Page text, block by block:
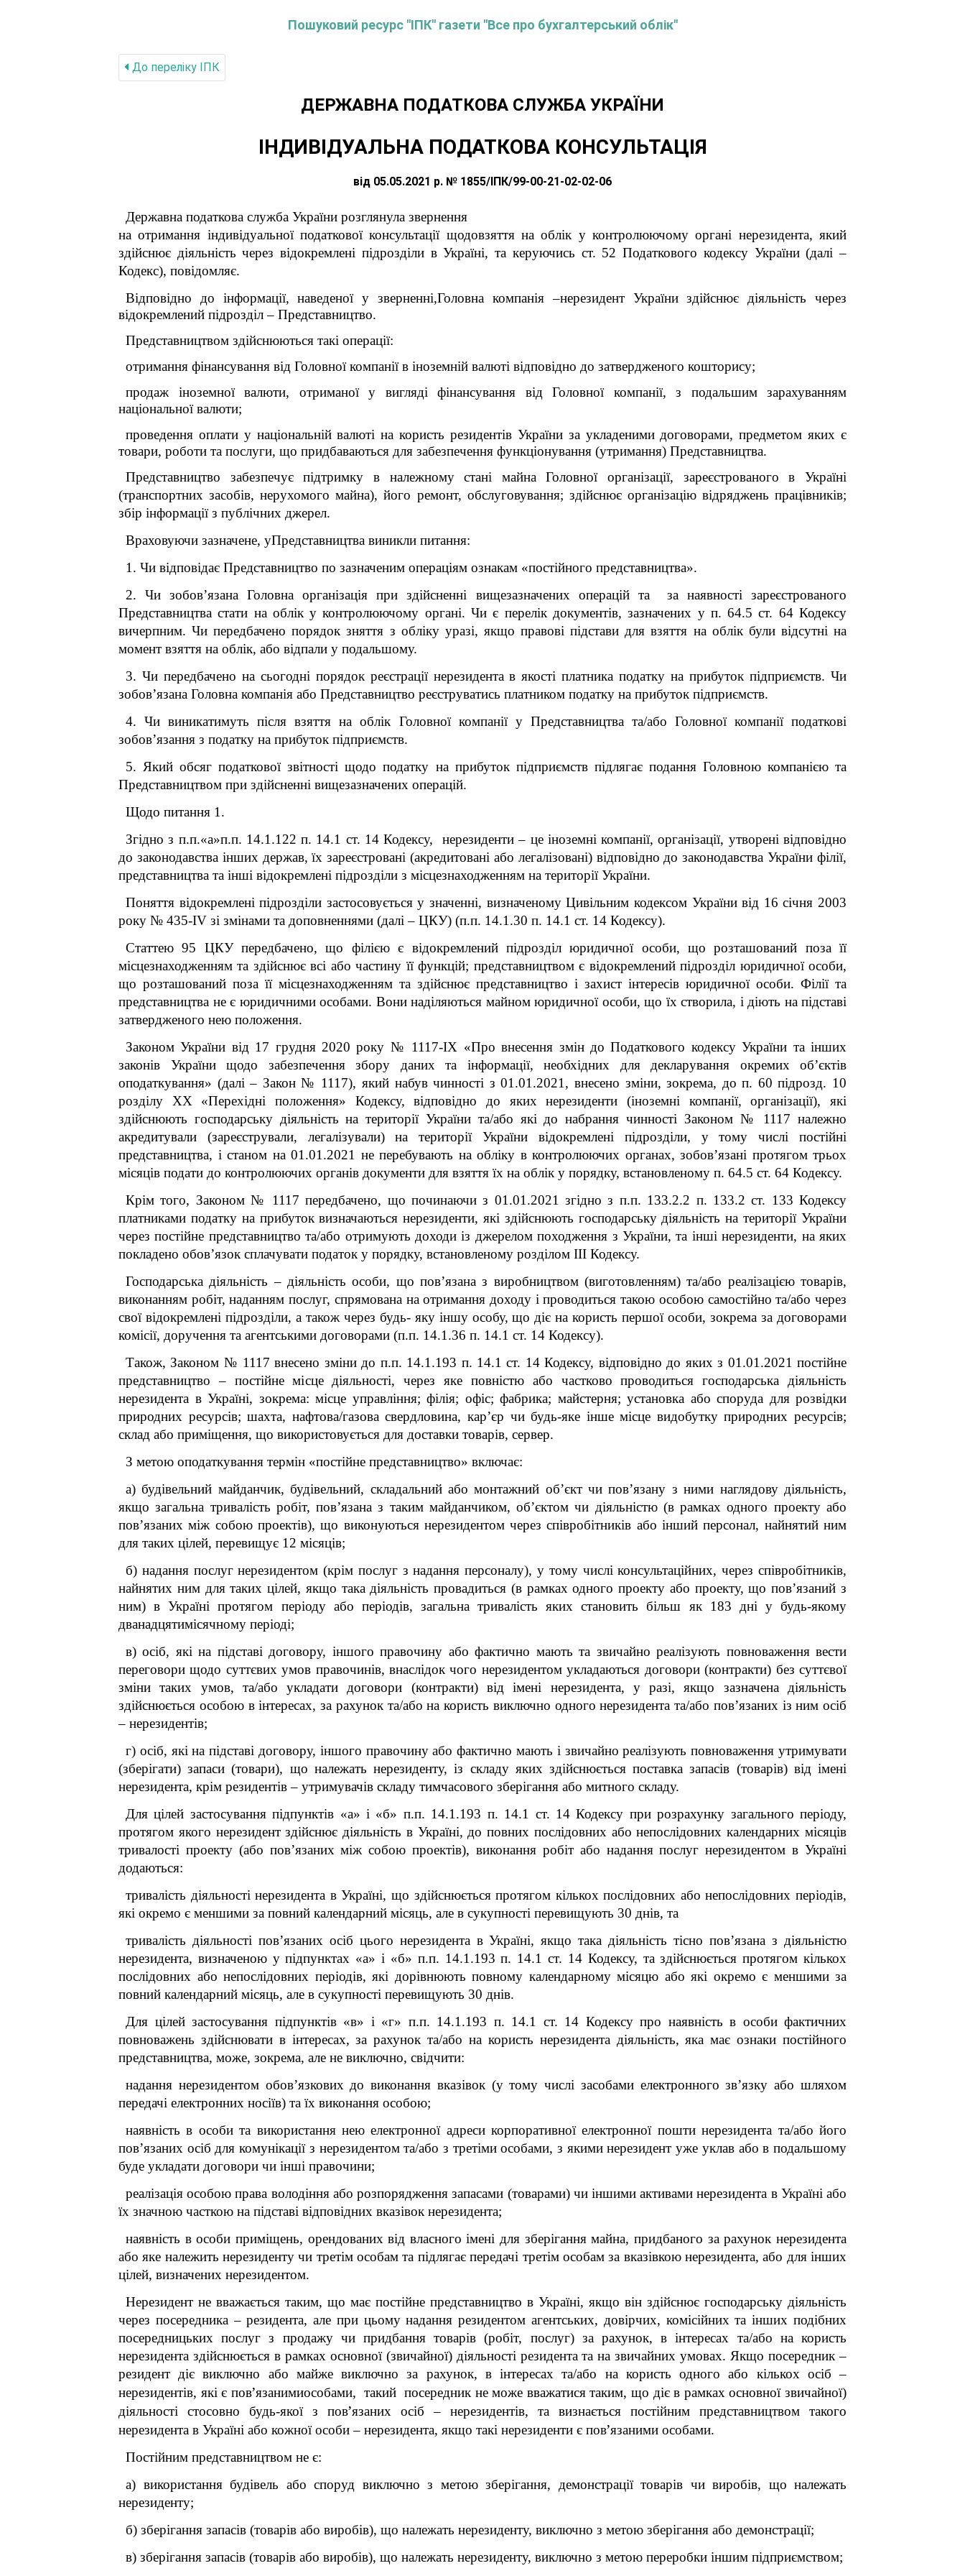
Пошуковий ресурс "ІПК" газети "Все про бухгалтерський облік"
До переліку IПК
ДЕРЖАВНА ПОДАТКОВА СЛУЖБА УКРАЇНИ
ІНДИВІДУАЛЬНА ПОДАТКОВА КОНСУЛЬТАЦІЯ
від 05.05.2021 р. № 1855/ІПК/99-00-21-02-02-06
Державна податкова служба України розглянула звернення
на отримання індивідуальної податкової консультації щодовзяття на облік у контролюючому органі нерезидента, який
здійснює діяльність через відокремлені підрозділи в Україні,та керуючись ст. 52 Податкового кодексу України (далі –
Кодекс), повідомляє.
Відповідно до інформації, наведеної у зверненні,Головна компанія –нерезидент України здійснює діяльність через
відокремлений підрозділ – Представництво.
Представництвом здійснюються такі операції:
отримання фінансування від Головної компанії в іноземній валюті відповідно до затвердженого кошторису;
продаж іноземної валюти, отриманої у вигляді фінансування від Головної компанії, з подальшим зарахуванням
національної валюти;
проведення оплати у національній валюті на користь резидентів України за укладеними договорами, предметом яких є
товари, роботи та послуги, що придбаваються для забезпечення функціонування (утримання) Представництва.
Представництво забезпечує підтримку в належному стані майна Головної організації, зареєстрованого в Україні
(транспортних засобів, нерухомого майна), його ремонт, обслуговування; здійснює організацію відряджень працівників;
збір інформації з публічних джерел.
Враховуючи зазначене, уПредставництва виникли питання:
1. Чи відповідає Представництво по зазначеним операціям ознакам «постійного представництва».
2. Чи зобов’язана Головна організація при здійсненні вищезазначених операцій та за наявності зареєстрованого
Представництва стати на облік у контролюючому органі. Чи є перелік документів, зазначених у п. 64.5 ст. 64 Кодексу
вичерпним. Чи передбачено порядок зняття з обліку уразі, якщо правові підстави для взяття на облік були відсутні на
момент взяття на облік, або відпали у подальшому.
3. Чи передбачено на сьогодні порядок реєстрації нерезидента в якості платника податку на прибуток підприємств. Чи
зобов’язана Головна компанія або Представництво реєструватись платником податку на прибуток підприємств.
4. Чи виникатимуть після взяття на облік Головної компанії у Представництва та/або Головної компанії податкові
зобов’язання з податку на прибуток підприємств.
5. Який обсяг податкової звітності щодо податку на прибуток підприємств підлягає подання Головною компанією та
Представництвом при здійсненні вищезазначених операцій.
Щодо питання 1.
Згідно з п.п.«а»п.п. 14.1.122 п. 14.1 ст. 14 Кодексу, нерезиденти – це іноземні компанії, організації, утворені відповідно
до законодавства інших держав, їх зареєстровані (акредитовані або легалізовані) відповідно до законодавства України філії,
представництва та інші відокремлені підрозділи з місцезнаходженням на території України.
Поняття відокремлені підрозділи застосовується у значенні, визначеному Цивільним кодексом України від 16 січня 2003
року № 435-IV зі змінами та доповненнями (далі – ЦКУ) (п.п. 14.1.30 п. 14.1 ст. 14 Кодексу).
Статтею 95 ЦКУ передбачено, що філією є відокремлений підрозділ юридичної особи, що розташований поза її
місцезнаходженням та здійснює всі або частину її функцій; представництвом є відокремлений підрозділ юридичної особи,
що розташований поза її місцезнаходженням та здійснює представництво і захист інтересів юридичної особи. Філії та
представництва не є юридичними особами. Вони наділяються майном юридичної особи, що їх створила, і діють на підставі
затвердженого нею положення.
Законом України від 17 грудня 2020 року № 1117-ІХ «Про внесення змін до Податкового кодексу України та інших
законів України щодо забезпечення збору даних та інформації, необхідних для декларування окремих об’єктів
оподаткування» (далі – Закон № 1117), який набув чинності з 01.01.2021, внесено зміни, зокрема, до п. 60 підрозд. 10
розділу ХХ «Перехідні положення» Кодексу, відповідно до яких нерезиденти (іноземні компанії, організації), які
здійснюють господарську діяльність на території України та/або які до набрання чинності Законом № 1117 належно
акредитували (зареєстрували, легалізували) на території України відокремлені підрозділи, у тому числі постійні
представництва, і станом на 01.01.2021 не перебувають на обліку в контролюючих органах, зобов’язані протягом трьох
місяців подати до контролюючих органів документи для взяття їх на облік у порядку, встановленому п. 64.5 ст. 64 Кодексу.
Крім того, Законом № 1117 передбачено, що починаючи з 01.01.2021 згідно з п.п. 133.2.2 п. 133.2 ст. 133 Кодексу
платниками податку на прибуток визначаються нерезиденти, які здійснюють господарську діяльність на території України
через постійне представництво та/або отримують доходи із джерелом походження з України, та інші нерезиденти, на яких
покладено обов’язок сплачувати податок у порядку, встановленому розділом ІІІ Кодексу.
Господарська діяльність – діяльність особи, що пов’язана з виробництвом (виготовленням) та/або реалізацією товарів,
виконанням робіт, наданням послуг, спрямована на отримання доходу і проводиться такою особою самостійно та/або через
свої відокремлені підрозділи, а також через будь- яку іншу особу, що діє на користь першої особи, зокрема за договорами
комісії, доручення та агентськими договорами (п.п. 14.1.36 п. 14.1 ст. 14 Кодексу).
Також, Законом № 1117 внесено зміни до п.п. 14.1.193 п. 14.1 ст. 14 Кодексу, відповідно до яких з 01.01.2021 постійне
представництво – постійне місце діяльності, через яке повністю або частково проводиться господарська діяльність
нерезидента в Україні, зокрема: місце управління; філія; офіс; фабрика; майстерня; установка або споруда для розвідки
природних ресурсів; шахта, нафтова/газова свердловина, кар’єр чи будь-яке інше місце видобутку природних ресурсів;
склад або приміщення, що використовується для доставки товарів, сервер.
З метою оподаткування термін «постійне представництво» включає:
а) будівельний майданчик, будівельний, складальний або монтажний об’єкт чи пов’язану з ними наглядову діяльність,
якщо загальна тривалість робіт, пов’язана з таким майданчиком, об’єктом чи діяльністю (в рамках одного проекту або
пов’язаних між собою проектів), що виконуються нерезидентом через співробітників або інший персонал, найнятий ним
для таких цілей, перевищує 12 місяців;
б) надання послуг нерезидентом (крім послуг з надання персоналу), у тому числі консультаційних, через співробітників,
найнятих ним для таких цілей, якщо така діяльність провадиться (в рамках одного проекту або проекту, що пов’язаний з
ним) в Україні протягом періоду або періодів, загальна тривалість яких становить більш як 183 дні у будь-якому
дванадцятимісячному періоді;
в) осіб, які на підставі договору, іншого правочину або фактично мають та звичайно реалізують повноваження вести
переговори щодо суттєвих умов правочинів, внаслідок чого нерезидентом укладаються договори (контракти) без суттєвої
зміни таких умов, та/або укладати договори (контракти) від імені нерезидента, у разі, якщо зазначена діяльність
здійснюється особою в інтересах, за рахунок та/або на користь виключно одного нерезидента та/або пов’язаних із ним осіб
– нерезидентів;
г) осіб, які на підставі договору, іншого правочину або фактично мають і звичайно реалізують повноваження утримувати
(зберігати) запаси (товари), що належать нерезиденту, із складу яких здійснюється поставка запасів (товарів) від імені
нерезидента, крім резидентів – утримувачів складу тимчасового зберігання або митного складу.
Для цілей застосування підпунктів «а» і «б» п.п. 14.1.193 п. 14.1 ст. 14 Кодексу при розрахунку загального періоду,
протягом якого нерезидент здійснює діяльність в Україні, до повних послідовних або непослідовних календарних місяців
тривалості проекту (або пов’язаних між собою проектів), виконання робіт або надання послуг нерезидентом в Україні
додаються:
тривалість діяльності нерезидента в Україні, що здійснюється протягом кількох послідовних або непослідовних періодів,
які окремо є меншими за повний календарний місяць, але в сукупності перевищують 30 днів, та
тривалість діяльності пов’язаних осіб цього нерезидента в Україні, якщо така діяльність тісно пов’язана з діяльністю
нерезидента, визначеною у підпунктах «а» і «б» п.п. 14.1.193 п. 14.1 ст. 14 Кодексу, та здійснюється протягом кількох
послідовних або непослідовних періодів, які дорівнюють повному календарному місяцю або які окремо є меншими за
повний календарний місяць, але в сукупності перевищують 30 днів.
Для цілей застосування підпунктів «в» і «г» п.п. 14.1.193 п. 14.1 ст. 14 Кодексу про наявність в особи фактичних
повноважень здійснювати в інтересах, за рахунок та/або на користь нерезидента діяльність, яка має ознаки постійного
представництва, може, зокрема, але не виключно, свідчити:
надання нерезидентом обов’язкових до виконання вказівок (у тому числі засобами електронного зв’язку або шляхом
передачі електронних носіїв) та їх виконання особою;
наявність в особи та використання нею електронної адреси корпоративної електронної пошти нерезидента та/або його
пов’язаних осіб для комунікації з нерезидентом та/або з третіми особами, з якими нерезидент уже уклав або в подальшому
буде укладати договори чи інші правочини;
реалізація особою права володіння або розпорядження запасами (товарами) чи іншими активами нерезидента в Україні або
їх значною часткою на підставі відповідних вказівок нерезидента;
наявність в особи приміщень, орендованих від власного імені для зберігання майна, придбаного за рахунок нерезидента
або яке належить нерезиденту чи третім особам та підлягає передачі третім особам за вказівкою нерезидента, або для інших
цілей, визначених нерезидентом.
Нерезидент не вважається таким, що має постійне представництво в Україні, якщо він здійснює господарську діяльність
через посередника – резидента, але при цьому надання резидентом агентських, довірчих, комісійних та інших подібних
посередницьких послуг з продажу чи придбання товарів (робіт, послуг) за рахунок, в інтересах та/або на користь
нерезидента здійснюється в рамках основної (звичайної) діяльності резидента та на звичайних умовах. Якщо посередник –
резидент діє виключно або майже виключно за рахунок, в інтересах та/або на користь одного або кількох осіб –
нерезидентів, які є пов’язанимиособами, такий посередник не може вважатися таким, що діє в рамках основної звичайної)
діяльності стосовно будь-якої з пов’язаних осіб – нерезидентів, та визнається постійним представництвом такого
нерезидента в Україні або кожної особи – нерезидента, якщо такі нерезиденти є пов’язаними особами.
Постійним представництвом не є:
а) використання будівель або споруд виключно з метою зберігання, демонстрації товарів чи виробів, що належать
нерезиденту;
б) зберігання запасів (товарів або виробів), що належать нерезиденту, виключно з метою зберігання або демонстрації;
в) зберігання запасів (товарів або виробів), що належать нерезиденту, виключно з метою переробки іншим підприємством;